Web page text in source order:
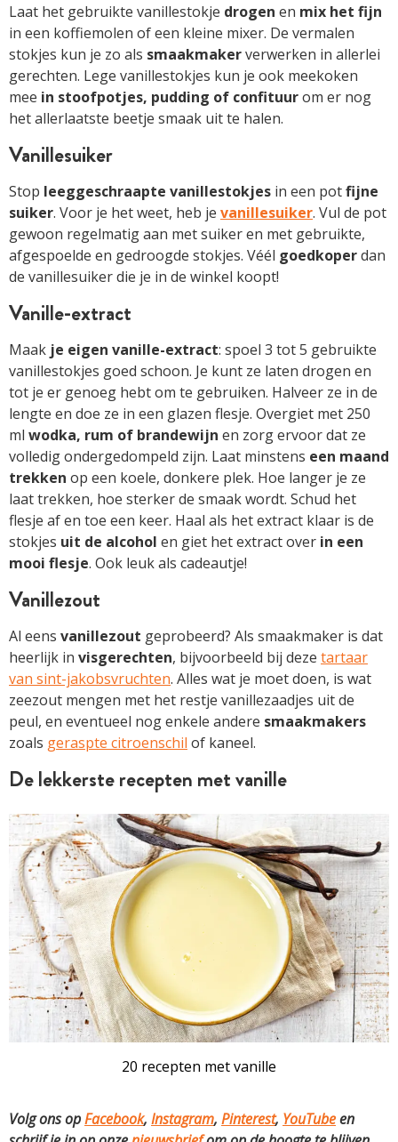
Laat het gebruikte vanillestokje drogen en mix het fijn
in een koffiemolen of een kleine mixer. De vermalen
stokjes kun je zo als smaakmakerverwerken in allerlei
gerechten. Lege vanillestokjes kun je ook meekoken
mee in stoofpotjes, pudding of confituurom er nog
het allerlaatste beetje smaak uit te halen.
Vanillesuiker
Stop leeggeschraapte vanillestokjes in een potfijne
suiker. Voor je het weet, heb je vanillesuiker. Vul de pot
gewoon regelmatig aan met suiker en met gebruikte,
afgespoelde en gedroogde stokjes. Véél goedkoperdan
de vanillesuiker die je in de winkel koopt!
Vanille-extract
Maak je eigen vanille-extract: spoel 3 tot 5 gebruikte
vanillestokjes goed schoon. Je kunt ze laten drogen en
tot je er genoeg hebt om te gebruiken. Halveer ze in de
lengte en doe ze in een glazen flesje. Overgiet met 250
ml wodka, rum of brandewijn en zorg ervoor dat ze
volledig ondergedompeld zijn. Laat minstens een maand
trekken op een koele, donkere plek. Hoe langer je ze
laat trekken, hoe sterker de smaak wordt. Schud het
flesje af en toe een keer. Haal als het extract klaar is de
stokjes uit de alcohol en giet het extract over in een
mooi flesje. Ook leuk als cadeautje!
Vanillezout
Al eens vanillezout geprobeerd? Als smaakmaker is dat
heerlijk in visgerechten, bijvoorbeeld bij deze tartaar
van sint-jakobsvruchten. Alles wat je moet doen, is wat
zeezout mengen met het restje vanillezaadjes uit de
peul, en eventueel nog enkele andere smaakmakers
zoals geraspte citroenschil of kaneel.
De lekkerste recepten met vanille
20 recepten met vanille
Volg ons opFacebook, Instagram, Pinterest, YouTubeen